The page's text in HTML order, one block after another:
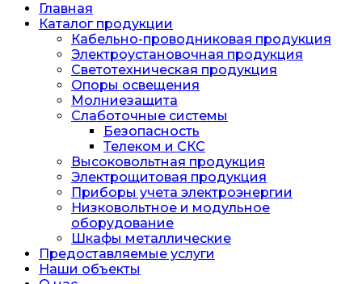
Главная
Каталог продукции
Кабельно-проводниковая продукция
Электроустановочная продукция
Светотехническая продукция
Опоры освещения
Молниезащита
Слаботочные системы
Безопасность
Телеком и СКС
Высоковольтная продукция
Электрощитовая продукция
Приборы учета электроэнергии
Низковольтное и модульное
оборудование
Шкафы металлические
Предоставляемые услуги
Наши объекты